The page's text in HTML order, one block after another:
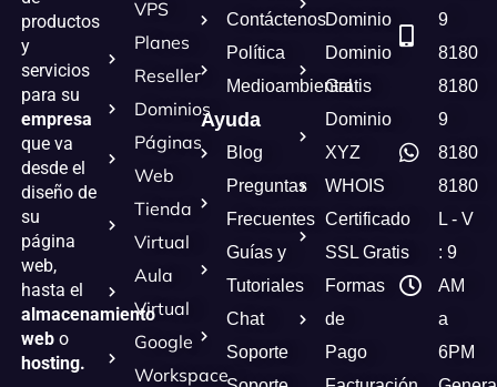
productos
y
servicios
para su
empresa
que va
desde el
diseño de
su
página
web,
hasta el
almacenamiento
webo
hosting.
VPS
Planes
Reseller
Dominios
Páginas
Web
Tienda
Virtual
Aula
Virtual
Google
Workspace
Contáctenos
Política
Medioambiental
Ayuda
Blog
Preguntas
Frecuentes
Guías y
Tutoriales
Chat
Soporte
Dominio
Dominio
Gratis
Dominio
XYZ
WHOIS
Certificado
SSL Gratis
Formas
de
Pago
9
8180
8180
9
8180
8180
L - V
: 9
AM
a
6PM